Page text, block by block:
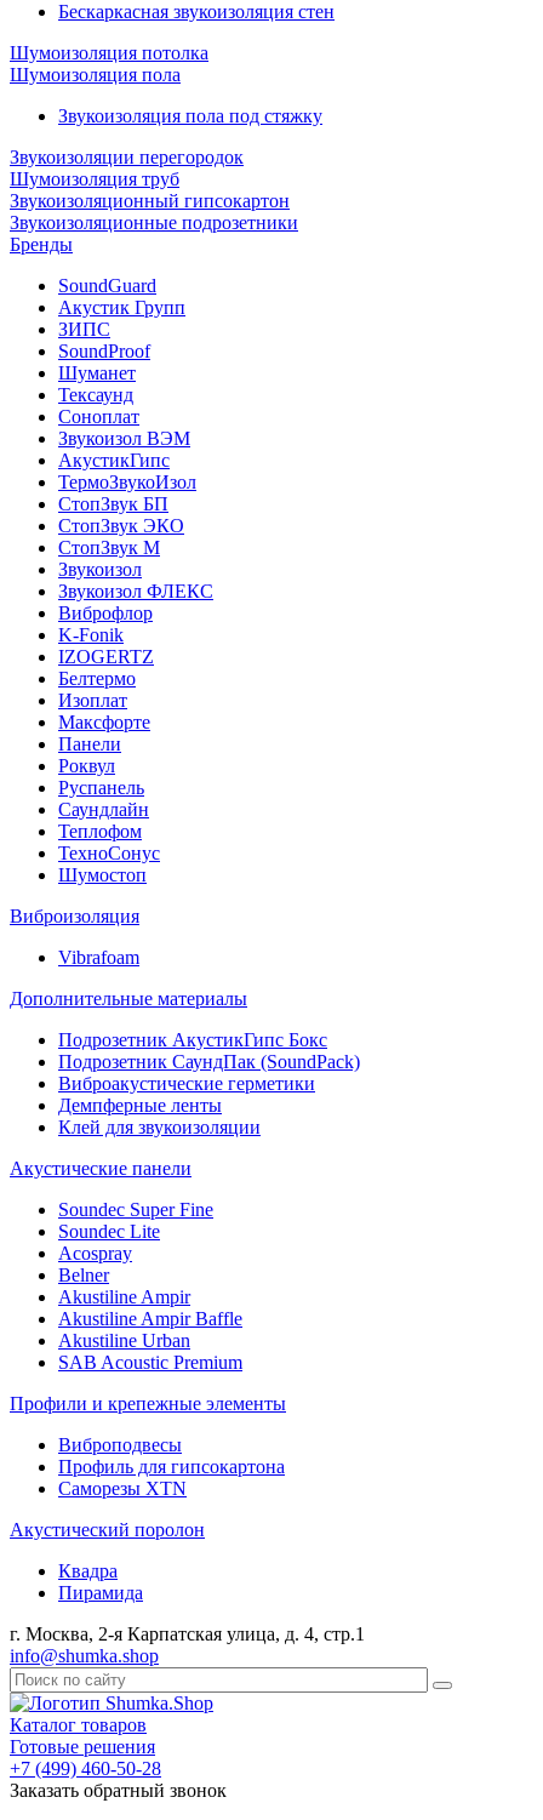
Бескаркасная звукоизоляция стен
Шумоизоляция потолка
Шумоизоляция пола
Звукоизоляция пола под стяжку
Звукоизоляции перегородок
Шумоизоляция труб
Звукоизоляционный гипсокартон
Звукоизоляционные подрозетники
Бренды
SoundGuard
Акустик Групп
ЗИПС
SoundProof
Шуманет
Тексаунд
Соноплат
Звукоизол ВЭМ
АкустикГипс
ТермоЗвукоИзол
СтопЗвук БП
СтопЗвук ЭКО
СтопЗвук М
Звукоизол
Звукоизол ФЛЕКС
Виброфлор
K-Fonik
IZOGERTZ
Белтермо
Изоплат
Максфорте
Панели
Роквул
Руспанель
Саундлайн
Теплофом
ТехноСонус
Шумостоп
Виброизоляция
Vibrafoam
Дополнительные материалы
Подрозетник АкустикГипс Бокс
Подрозетник СаундПак (SoundPack)
Виброакустические герметики
Демпферные ленты
Клей для звукоизоляции
Акустические панели
Soundec Super Fine
Soundec Lite
Acospray
Belner
Akustiline Ampir
Akustiline Ampir Baffle
Akustiline Urban
SAB Acoustic Premium
Профили и крепежные элементы
Виброподвесы
Профиль для гипсокартона
Саморезы XTN
Акустический поролон
Квадра
Пирамида
г. Москва, 2-я Карпатская улица, д. 4, стр.1
info@shumka.shop
Каталог товаров
Готовые решения
+7 (499) 460-50-28
Заказать обратный звонок